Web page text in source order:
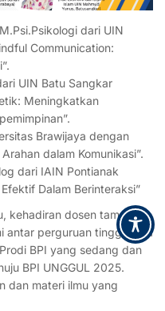
dari UIN
Communication:
UIN Batu Sangkar
Meningkatkan
Brawijaya dengan
dalam Komunikasi”.
dari IAIN Pontianak
Dalam Berinteraksi”
kehadiran dosen tamu ini
antar perguruan tinggi, juga
BPI yang sedang dan
BPI UNGGUL 2025.
dan materi ilmu yang